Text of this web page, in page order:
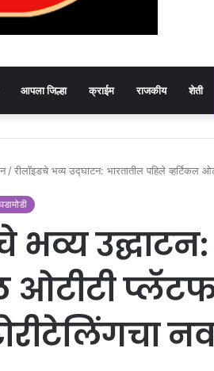
आपला जिल्हा क्राईम राजकीय शेती
/रीलॉइडचे भव्य उद्घाटन: भारतातील पहिले व्हर्टिकल
भव्य
ओटीटी